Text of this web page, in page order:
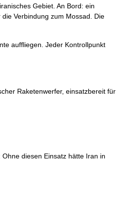
Gebiet. An Bord: ein
Verbindung zum Mossad. Die
auffliegen. Jeder Kontrollpunkt
Raketenwerfer, einsatzbereit für
diesen Einsatz hätte Iran in